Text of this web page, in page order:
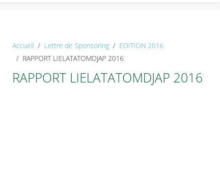
Accueil Lettre de Sponsoring
EDITION 2016
RAPPORT LIELATATOMDJAP 2016
RAPPORT LIELATATOMDJAP 2016